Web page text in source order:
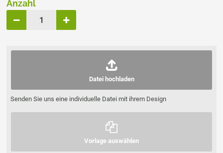
Anzahl
Datei hochladen
Senden Sie uns eine individuelle Datei mit ihrem Design
Vorlage auswählen